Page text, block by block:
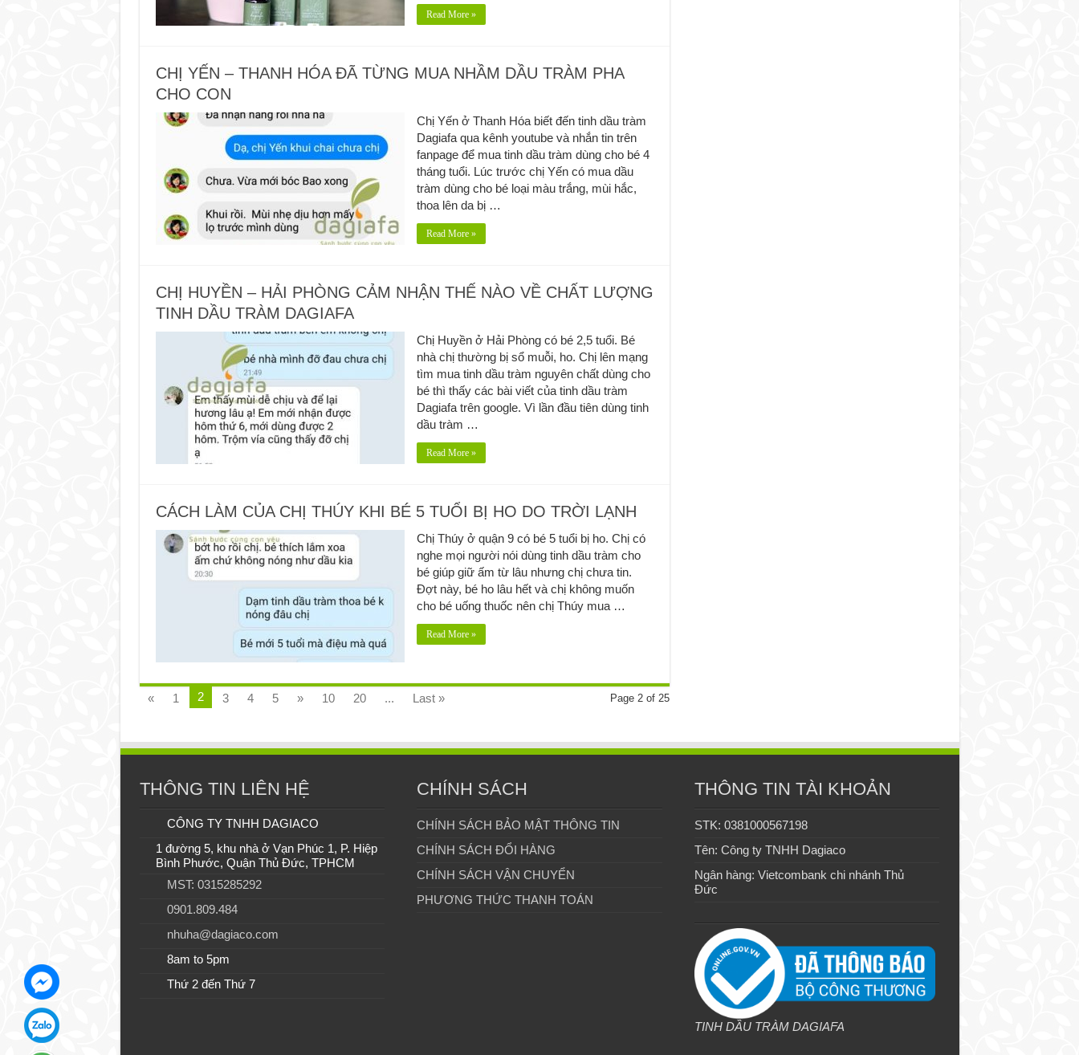
Read More »
CHỊ YẾN – THANH HÓA ĐÃ TỪNG MUA NHẦM DẦU TRÀM PHA
CHO CON
Chị Yến ở Thanh Hóa biết đến tinh dầu tràm
Dagiafa qua kênh youtube và nhắn tin trên
fanpage để mua tinh dầu tràm dùng cho bé 4
tháng tuổi. Lúc trước chị Yến có mua dầu
tràm dùng cho bé loại màu trắng, mùi hắc,
thoa lên da bị …
Read More »
CHỊ HUYỀN – HẢI PHÒNG CẢM NHẬN THẾ NÀO VỀ CHẤT LƯỢNG
TINH DẦU TRÀM DAGIAFA
Chị Huyền ở Hải Phòng có bé 2,5 tuổi. Bé
nhà chị thường bị sổ muỗi, ho. Chị lên mạng
tìm mua tinh dầu tràm nguyên chất dùng cho
bé thì thấy các bài viết của tinh dầu tràm
Dagiafa trên google. Vì lần đầu tiên dùng tinh
dầu tràm …
Read More »
CÁCH LÀM CỦA CHỊ THÚY KHI BÉ 5 TUỔI BỊ HO DO TRỜI LẠNH
Chị Thúy ở quận 9 có bé 5 tuổi bị ho. Chị có
nghe mọi người nói dùng tinh dầu tràm cho
bé giúp giữ ấm từ lâu nhưng chị chưa tin.
Đợt này, bé ho lâu hết và chị không muốn
cho bé uống thuốc nên chị Thúy mua …
Read More »
Page 2 of 25
« 1 2 3 4 5 » 10 20 ... Last »
THÔNG TIN LIÊN HỆ
CÔNG TY TNHH DAGIACO
1 đường 5, khu nhà ở Vạn Phúc 1, P. Hiệp
Bình Phước, Quận Thủ Đức, TPHCM
MST: 0315285292
0901.809.484
nhuha@dagiaco.com
8am to 5pm
Thứ 2 đến Thứ 7
CHÍNH SÁCH
CHÍNH SÁCH BẢO MẬT THÔNG TIN
CHÍNH SÁCH ĐỔI HÀNG
CHÍNH SÁCH VẬN CHUYỂN
PHƯƠNG THỨC THANH TOÁN
THÔNG TIN TÀI KHOẢN
STK: 0381000567198
Tên: Công ty TNHH Dagiaco
Ngân hàng: Vietcombank chi nhánh Thủ
Đức
TINH DẦU TRÀM DAGIAFA